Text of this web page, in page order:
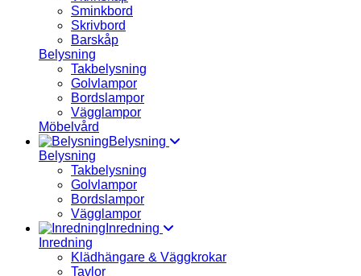
Sminkbord
Skrivbord
Barskåp
Belysning
Takbelysning
Golvlampor
Bordslampor
Vägglampor
Möbelvård
Belysning
Belysning
Takbelysning
Golvlampor
Bordslampor
Vägglampor
Inredning
Inredning
Klädhängare & Väggkrokar
Tavlor